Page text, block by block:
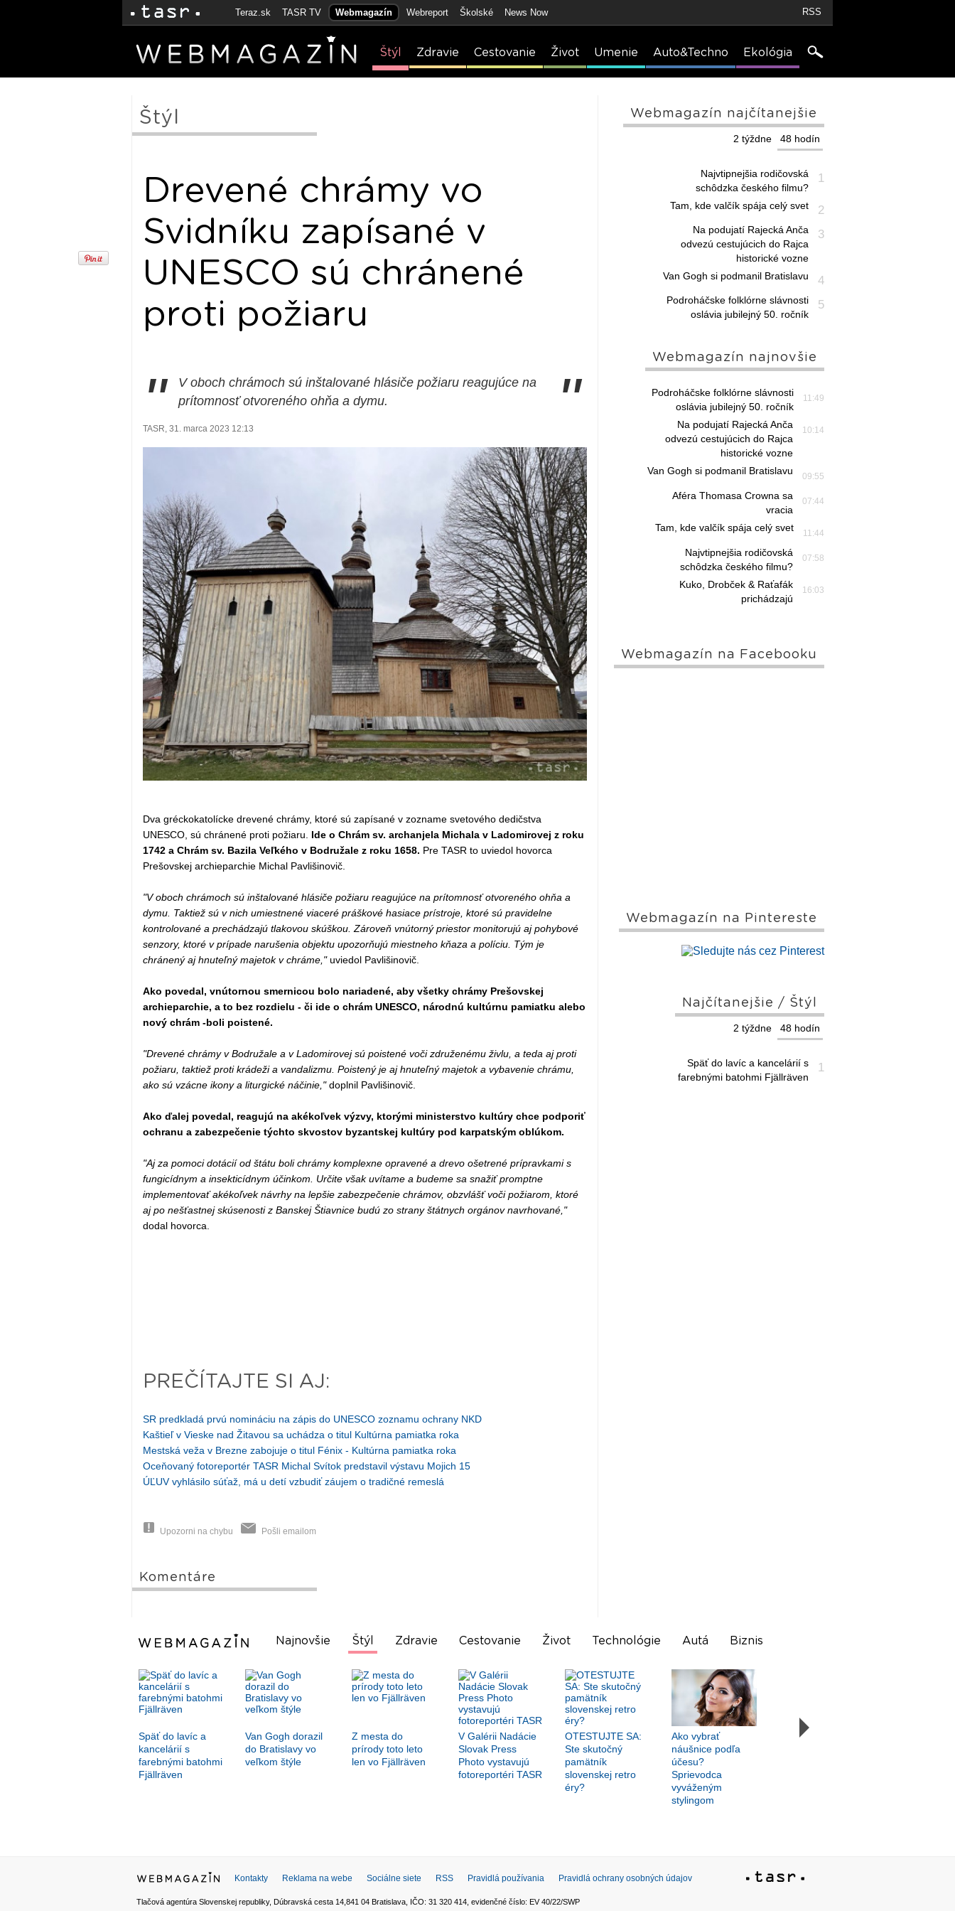
Teraz.sk TASR TV Webmagazín Webreport Školské News Now RSS
Štýl Zdravie Cestovanie Život Umenie Auto&Techno Ekológia
Štýl
Drevené chrámy vo
Svidníku zapísané v
UNESCO sú chránené
proti požiaru
"
V oboch chrámoch sú inštalované hlásiče požiaru reagujúce na
prítomnosť otvoreného ohňa a dymu.
"
TASR, 31. marca 2023 12:13
Dva gréckokatolícke drevené chrámy, ktoré sú zapísané v zozname svetového dedičstva
UNESCO, sú chránené proti požiaru. Ide o Chrám sv. archanjela Michala v Ladomirovej z roku
1742 a Chrám sv. Bazila Veľkého v Bodružale z roku 1658. Pre TASR to uviedol hovorca
Prešovskej archieparchie Michal Pavlišinovič.
"V oboch chrámoch sú inštalované hlásiče požiaru reagujúce na prítomnosť otvoreného ohňa a
dymu. Taktiež sú v nich umiestnené viaceré práškové hasiace prístroje, ktoré sú pravidelne
kontrolované a prechádzajú tlakovou skúškou. Zároveň vnútorný priestor monitorujú aj pohybové
senzory, ktoré v prípade narušenia objektu upozorňujú miestneho kňaza a políciu. Tým je
chránený aj hnuteľný majetok v chráme,"uviedol Pavlišinovič.
Ako povedal, vnútornou smernicou bolo nariadené, aby všetky chrámy Prešovskej
archieparchie, a to bez rozdielu - či ide o chrám UNESCO, národnú kultúrnu pamiatku alebo
nový chrám -boli poistené.
"Drevené chrámy v Bodružale a v Ladomirovej sú poistené voči združenému živlu, a teda aj proti
požiaru, taktiež proti krádeži a vandalizmu. Poistený je aj hnuteľný majetok a vybavenie chrámu,
ako sú vzácne ikony a liturgické náčinie,"doplnil Pavlišinovič.
Ako ďalej povedal, reagujú na akékoľvek výzvy, ktorými ministerstvo kultúry chce podporiť
ochranu a zabezpečenie týchto skvostov byzantskej kultúry pod karpatským oblúkom.
"Aj za pomoci dotácií od štátu boli chrámy komplexne opravené a drevo ošetrené prípravkami s
fungicídnym a insekticídnym účinkom. Určite však uvítame a budeme sa snažiť promptne
implementovať akékoľvek návrhy na lepšie zabezpečenie chrámov, obzvlášť voči požiarom, ktoré
aj po nešťastnej skúsenosti z Banskej Štiavnice budú zo strany štátnych orgánov navrhované,"
dodal hovorca.
PREČÍTAJTE SI AJ:
SR predkladá prvú nomináciu na zápis do UNESCO zoznamu ochrany NKD
Kaštieľ v Vieske nad Žitavou sa uchádza o titul Kultúrna pamiatka roka
Mestská veža v Brezne zabojuje o titul Fénix - Kultúrna pamiatka roka
Oceňovaný fotoreportér TASR Michal Svítok predstavil výstavu Mojich 15
ÚĽUV vyhlásilo súťaž, má u detí vzbudiť záujem o tradičné remeslá
Upozorni na chybu Pošli emailom
Komentáre
Webmagazín najčítanejšie
48 hodín
2 týždne
1
Najvtipnejšia rodičovská
schôdzka českého filmu?
2
Tam, kde valčík spája celý svet
3
Na podujatí Rajecká Anča
odvezú cestujúcich do Rajca
historické vozne
4
Van Gogh si podmanil Bratislavu
5
Podroháčske folklórne slávnosti
oslávia jubilejný 50. ročník
Webmagazín najnovšie
11:49
Podroháčske folklórne slávnosti
oslávia jubilejný 50. ročník
10:14
Na podujatí Rajecká Anča
odvezú cestujúcich do Rajca
historické vozne
09:55
Van Gogh si podmanil Bratislavu
07:44
Aféra Thomasa Crowna sa
vracia
11:44
Tam, kde valčík spája celý svet
07:58
Najvtipnejšia rodičovská
schôdzka českého filmu?
16:03
Kuko, Drobček & Raťafák
prichádzajú
Webmagazín na Facebooku
Webmagazín na Pintereste
Najčítanejšie / Štýl
48 hodín
2 týždne
1
Späť do lavíc a kancelárií s
farebnými batohmi Fjällräven
Najnovšie Štýl Zdravie Cestovanie Život Technológie Autá Biznis
Späť do lavíc a
kancelárií s
farebnými batohmi
Fjällräven
Van Gogh dorazil
do Bratislavy vo
veľkom štýle
Z mesta do
prírody toto leto
len vo Fjällräven
V Galérii Nadácie
Slovak Press
Photo vystavujú
fotoreportéri TASR
OTESTUJTE SA:
Ste skutočný
pamätník
slovenskej retro
éry?
Ako vybrať
náušnice podľa
účesu?
Sprievodca
vyváženým
stylingom
Kontakty Reklama na webe Sociálne siete RSS Pravidlá používania Pravidlá ochrany osobných údajov
Tlačová agentúra Slovenskej republiky, Dúbravská cesta 14,841 04 Bratislava, IČO: 31 320 414, evidenčné číslo: EV 40/22/SWP